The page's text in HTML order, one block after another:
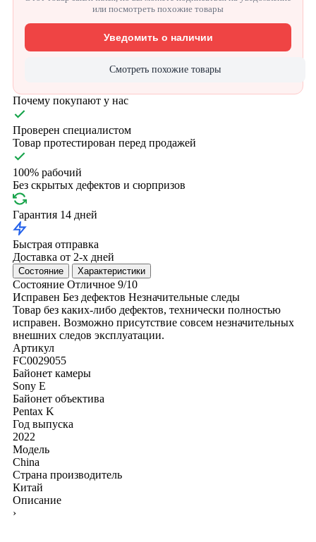
или посмотреть похожие товары
Уведомить о наличии
Смотреть похожие товары
Почему покупают у нас
Проверен специалистом
Товар протестирован перед продажей
100% рабочий
Без скрытых дефектов и сюрпризов
Гарантия 14 дней
Быстрая отправка
Доставка от 2-х дней
Состояние Характеристики
Состояние Отличное 9/10
Исправен Без дефектов Незначительные следы
Товар без каких-либо дефектов, технически полностью
исправен. Возможно присутствие совсем незначительных
внешних следов эксплуатации.
Артикул
FC0029055
Байонет камеры
Sony E
Байонет объектива
Pentax K
Год выпуска
2022
Модель
China
Страна производитель
Китай
Описание
›